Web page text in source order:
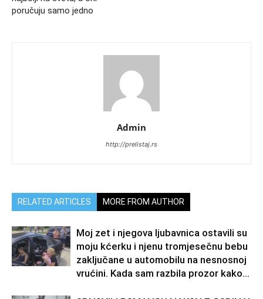
poručuju samo jedno
Admin
http://prelistaj.rs
RELATED ARTICLES MORE FROM AUTHOR
Moj zet i njegova ljubavnica ostavili su
moju kćerku i njenu tromjesečnu bebu
zaključane u automobilu na nesnosnoj
vrućini. Kada sam razbila prozor kako...